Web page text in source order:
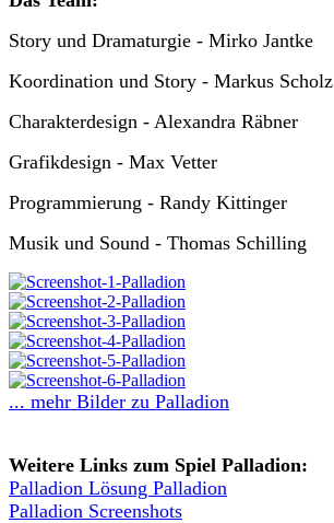
Story und Dramaturgie - Mirko Jantke
Koordination und Story - Markus Scholz
Charakterdesign - Alexandra Räbner
Grafikdesign - Max Vetter
Programmierung - Randy Kittinger
Musik und Sound - Thomas Schilling
... mehr Bilder zu Palladion
Weitere Links zum Spiel Palladion:
Palladion Lösung Palladion
Palladion Screenshots